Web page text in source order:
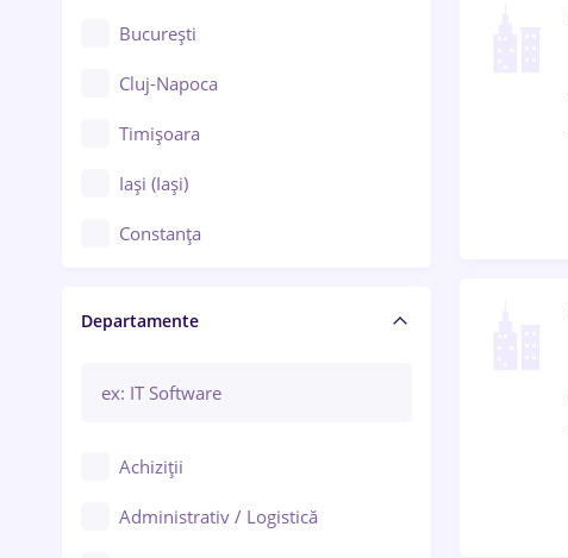
București
Cluj-Napoca
Timișoara
Iași (Iași)
Constanța
Brașov
Bacău
Galați (Galați)
Departamente
Achiziții
Administrativ / Logistică